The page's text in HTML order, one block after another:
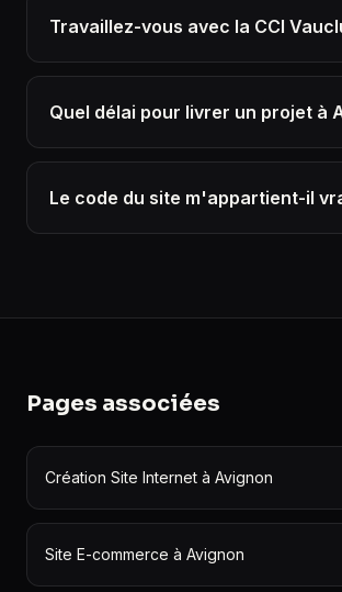
Travaillez-vous avec la CCI
Quel délai pour livrer un projet à
Le code du site m'appartient-il
Pages associées
Création Site Internet à Avignon
Site E-commerce à Avignon